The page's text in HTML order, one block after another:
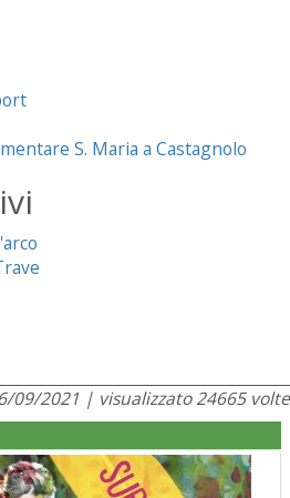
S. Maria a Castagnolo
09/2021 | visualizzato 24665 volte